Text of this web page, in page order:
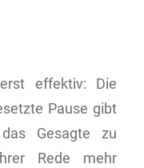
effektiv: Die
Pause gibt
Gesagte zu
Rede mehr